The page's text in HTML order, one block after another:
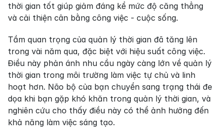
thời gian tốt giúp giảm đáng kể mức độ căng thẳng
và cải thiện cân bằng công việc - cuộc sống.
Tầm quan trọng của quản lý thời gian đã tăng lên
trong vài năm qua, đặc biệt với hiệu suất công việc.
Điều này phản ánh nhu cầu ngày càng lớn về quản lý
thời gian trong môi trường làm việc tự chủ và linh
hoạt hơn. Não bộ của bạn chuyển sang trạng thái đe
dọa khi bạn gặp khó khăn trong quản lý thời gian, và
nghiên cứu cho thấy điều này có thể ảnh hưởng đến
khả năng làm việc sáng tạo.